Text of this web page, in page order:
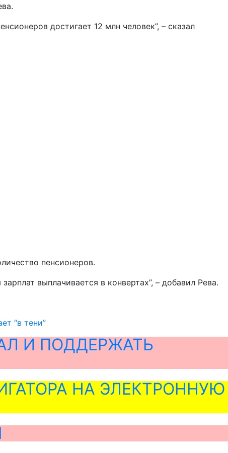
достигает 12 млн человек”, – сказал
пенсионеров.
выплачивается в конвертах”, – добавил Рева.
“в тени”
И ПОДДЕРЖАТЬ
НА ЭЛЕКТРОННУЮ